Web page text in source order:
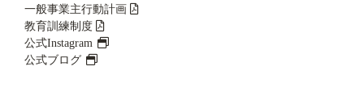
一般事業主行動計画
教育訓練制度
公式Instagram
公式ブログ